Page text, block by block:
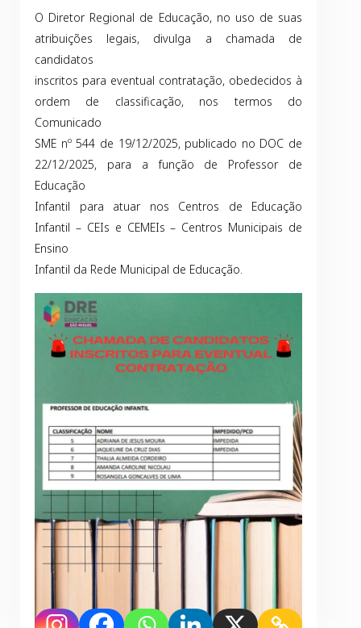
O Diretor Regional de Educação, no uso de suas
atribuições legais, divulga a chamada de
candidatos
inscritos para eventual contratação, obedecidos à
ordem de classificação, nos termos do
Comunicado
SME nº 544 de 19/12/2025, publicado no DOC de
22/12/2025, para a função de Professor de
Educação
Infantil para atuar nos Centros de Educação
Infantil – CEIs e CEMEIs – Centros Municipais de
Ensino
Infantil da Rede Municipal de Educação.